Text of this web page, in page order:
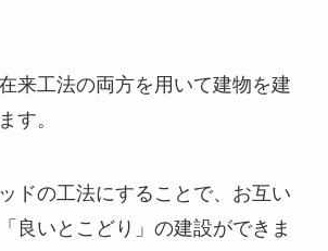
来工法の両方を用いて建物を建
す。
ドの工法にすることで、お互い
良いとこどり」の建設ができま